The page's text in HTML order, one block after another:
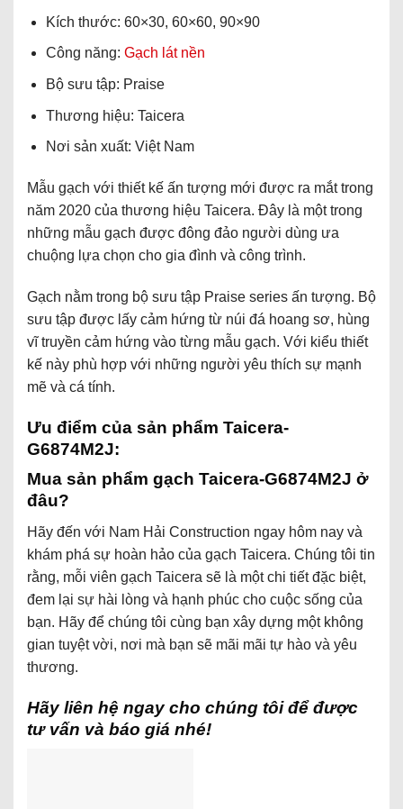
Kích thước: 60×30, 60×60, 90×90
Công năng: Gạch lát nền
Bộ sưu tập: Praise
Thương hiệu: Taicera
Nơi sản xuất: Việt Nam
Mẫu gạch với thiết kế ấn tượng mới được ra mắt trong
năm 2020 của thương hiệu Taicera. Đây là một trong
những mẫu gạch được đông đảo người dùng ưa
chuộng lựa chọn cho gia đình và công trình.
Gạch nằm trong bộ sưu tập Praise series ấn tượng. Bộ
sưu tập được lấy cảm hứng từ núi đá hoang sơ, hùng
vĩ truyền cảm hứng vào từng mẫu gạch. Với kiểu thiết
kế này phù hợp với những người yêu thích sự mạnh
mẽ và cá tính.
Ưu điểm của sản phẩm Taicera-
G6874M2J:
Mua sản phẩm gạch Taicera-G6874M2J ở
đâu?
Hãy đến với Nam Hải Construction ngay hôm nay và
khám phá sự hoàn hảo của gạch Taicera. Chúng tôi tin
rằng, mỗi viên gạch Taicera sẽ là một chi tiết đặc biệt,
đem lại sự hài lòng và hạnh phúc cho cuộc sống của
bạn. Hãy để chúng tôi cùng bạn xây dựng một không
gian tuyệt vời, nơi mà bạn sẽ mãi mãi tự hào và yêu
thương.
Hãy liên hệ ngay cho chúng tôi để được
tư vấn và báo giá nhé!